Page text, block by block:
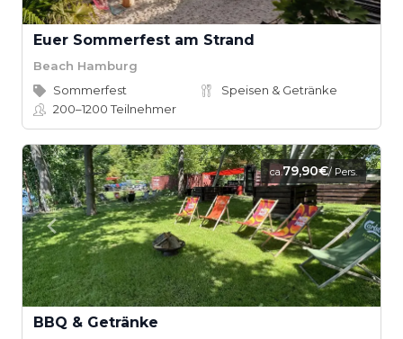
Euer Sommerfest am Strand
Beach Hamburg
Sommerfest
Speisen & Getränke
200–1200Teilnehmer
ca.79,90€/ Pers.
BBQ & Getränke